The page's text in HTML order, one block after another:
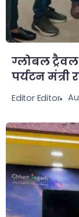
ग्लोबल
पर्यटन
Editor Editor